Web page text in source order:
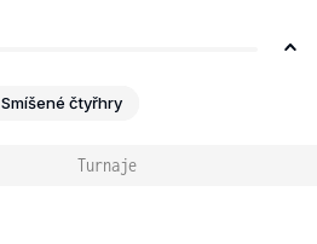
Smíšené čtyřhry
Turnaje